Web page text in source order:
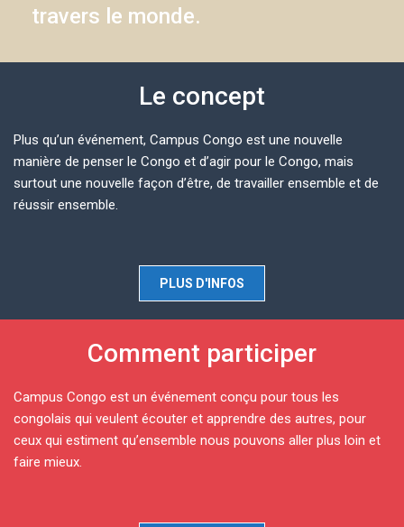
travers le monde.
Le concept
Plus qu’un événement, Campus Congo est une nouvelle
manière de penser le Congo et d’agir pour le Congo, mais
surtout une nouvelle façon d’être, de travailler ensemble et de
réussir ensemble.
PLUS D'INFOS
Comment participer
Campus Congo est un événement conçu pour tous les
congolais qui veulent écouter et apprendre des autres, pour
ceux qui estiment qu’ensemble nous pouvons aller plus loin et
faire mieux.